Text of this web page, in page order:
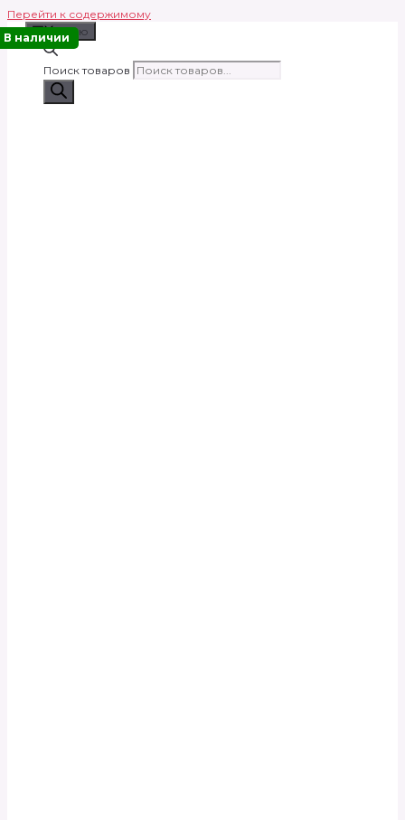
Перейти к содержимому
Меню
Поиск товаров
В наличии